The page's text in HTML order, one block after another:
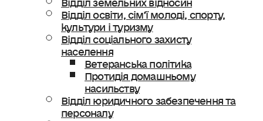
Відділ освіти, сімʼї молоді, спорту,
культури і туризму
Відділ соціального захисту
населення
Ветеранська політика
Протидія домашньому
насильству
Відділ юридичного забезпечення та
персоналу